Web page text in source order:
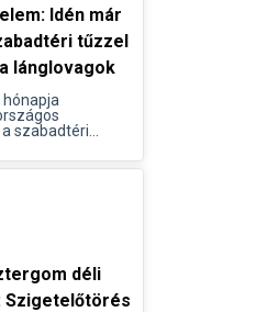
Idén már
tűzzel
lánglovagok
szabadtéri...
déli
Szigetelőtörés